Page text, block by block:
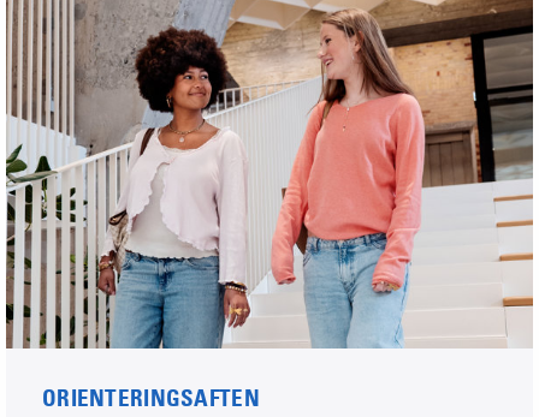
ORIENTERINGSAFTEN